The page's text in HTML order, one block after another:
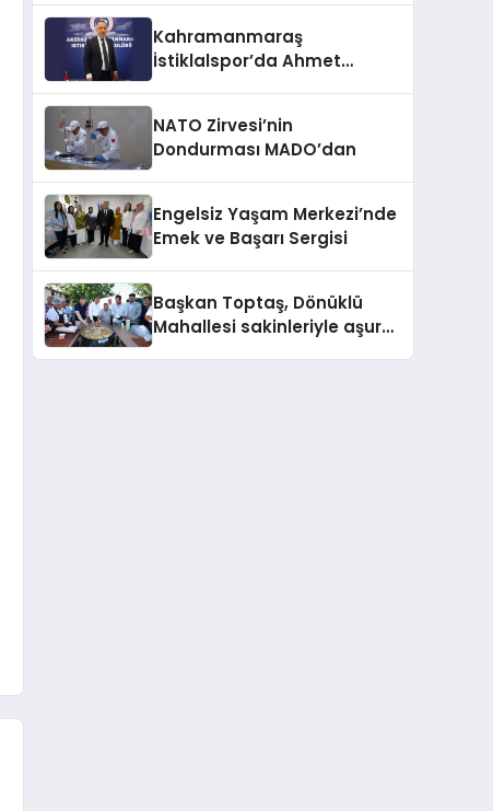
Kahramanmaraş
İstiklalspor’da Ahmet
NATO Zirvesi’nin
Dondurması MADO’dan
Engelsiz Yaşam Merkezi’nde
Emek ve Başarı Sergisi
Başkan Toptaş, Dönüklü
Mahallesi sakinleriyle aşure